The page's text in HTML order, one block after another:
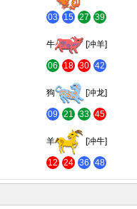
03 15 27 39
牛 [冲羊]
06 18 30 42
狗 [冲龙]
09 21 33 45
羊 [冲牛]
12 24 36 48